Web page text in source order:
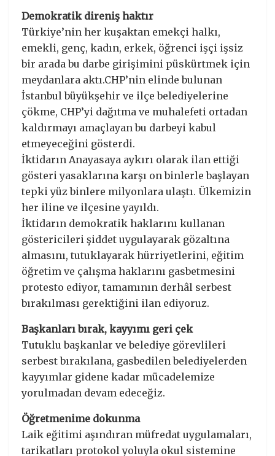
Demokratik direniş haktır
Türkiye’nin her kuşaktan emekçi halkı,
emekli, genç, kadın, erkek, öğrenci işçi işsiz
bir arada bu darbe girişimini püskürtmek için
meydanlara aktı.CHP’nin elinde bulunan
İstanbul büyükşehir ve ilçe belediyelerine
çökme, CHP’yi dağıtma ve muhalefeti ortadan
kaldırmayı amaçlayan bu darbeyi kabul
etmeyeceğini gösterdi.
İktidarın Anayasaya aykırı olarak ilan ettiği
gösteri yasaklarına karşı on binlerle başlayan
tepki yüz binlere milyonlara ulaştı. Ülkemizin
her iline ve ilçesine yayıldı.
İktidarın demokratik haklarını kullanan
göstericileri şiddet uygulayarak gözaltına
almasını, tutuklayarak hürriyetlerini, eğitim
öğretim ve çalışma haklarını gasbetmesini
protesto ediyor, tamamının derhâl serbest
bırakılması gerektiğini ilan ediyoruz.
Başkanları bırak, kayyımı geri çek
Tutuklu başkanlar ve belediye görevlileri
serbest bırakılana, gasbedilen belediyelerden
kayyımlar gidene kadar mücadelemize
yorulmadan devam edeceğiz.
Öğretmenime dokunma
Laik eğitimi aşındıran müfredat uygulamaları,
tarikatları protokol yoluyla okul sistemine